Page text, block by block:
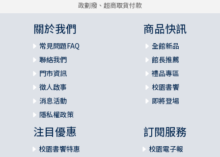
政劃撥、超商取貨付款
關於我們
常見問題FAQ
聯絡我們
門市資訊
徵人啟事
消息活動
隱私權政策
商品快訊
全館新品
館長推薦
禮品專區
校園書饗
即將登場
注目優惠
校園書饗特惠
訂閱服務
校園電子報